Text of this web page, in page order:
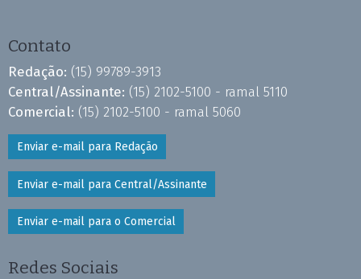
Contato
Redação: (15) 99789-3913
Central/Assinante: (15) 2102-5100 - ramal 5110
Comercial: (15) 2102-5100 - ramal 5060
Enviar e-mail para Redação
Enviar e-mail para Central/Assinante
Enviar e-mail para o Comercial
Redes Sociais